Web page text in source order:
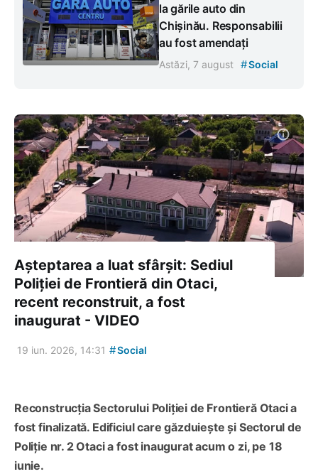
la gările auto din
Chișinău. Responsabilii
au fost amendați
Astăzi, 7 august #Social
Așteptarea a luat sfârșit: Sediul
Poliției de Frontieră din Otaci,
recent reconstruit, a fost
inaugurat - VIDEO
19 iun. 2026, 14:31 #Social
Reconstrucția Sectorului Poliției de Frontieră Otaci a
fost finalizată. Edificiul care găzduiește și Sectorul de
Poliție nr. 2 Otaci a fost inaugurat acum o zi, pe 18
iunie.